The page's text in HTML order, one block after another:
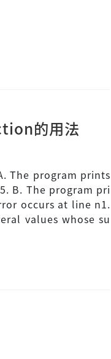
的用法
The program prints
B. The program pri
occurs at line n1.
values whose su